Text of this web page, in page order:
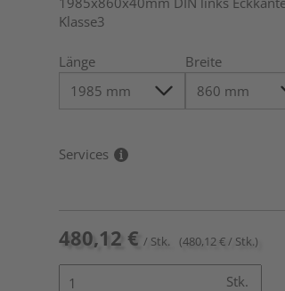
Klasse3
Länge Breite
Services
480,12 € / Stk. (480,12 € / Stk.)
Stk.